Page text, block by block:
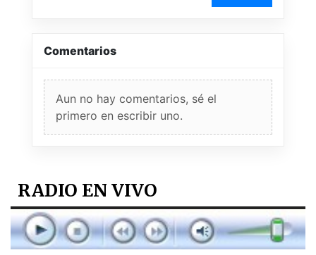
Comentarios
Aun no hay comentarios, sé el
primero en escribir uno.
RADIO EN VIVO